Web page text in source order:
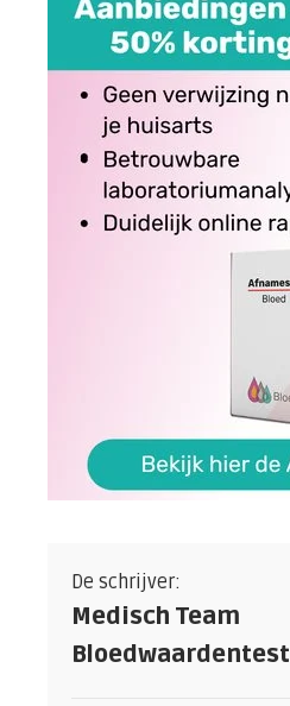
De schrijver:
Medisch Team
Bloedwaardentest